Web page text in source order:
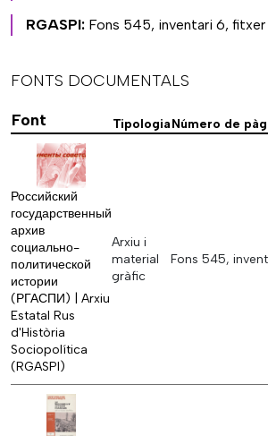
RGASPI: Fons 545, inventari 6,
FONTS DOCUMENTALS
Font
TipologiaNúmero de
Российский
государственный
архив
социально-
политической
истории
(РГАСПИ) | Arxiu
Estatal Rus
d'Història
Sociopolítica
(RGASPI)
Arxiu i
material
gràfic
Fons 545,